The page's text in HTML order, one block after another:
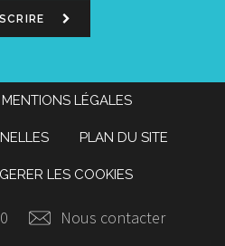
MENTIONS LÉGALES
PLAN DU SITE
GERER LES COOKIES
Nous contacter